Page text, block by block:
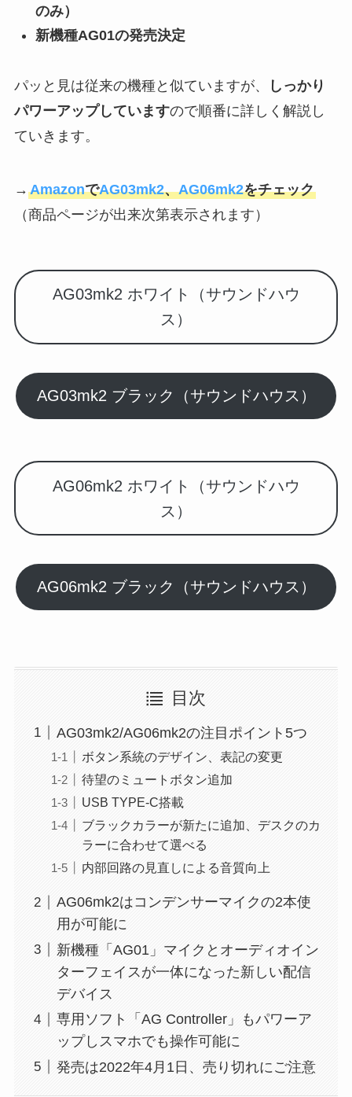
のみ）
新機種AG01の発売決定
パッと見は従来の機種と似ていますが、
しっかり
パワーアップしていますので順番に詳しく解説し
ていきます。
→ AmazonでAG03mk2、AG06mk2をチェック
（商品ページが出来次第表示されます）
AG03mk2 ホワイト（サウンドハウ
ス）
AG03mk2 ブラック（サウンドハウス）
AG06mk2 ホワイト（サウンドハウ
ス）
AG06mk2 ブラック（サウンドハウス）
目次
AG03mk2/AG06mk2の注目ポイント5つ
ボタン系統のデザイン、表記の変更
待望のミュートボタン追加
USB TYPE-C搭載
ブラックカラーが新たに追加、デスクのカ
ラーに合わせて選べる
内部回路の見直しによる音質向上
AG06mk2はコンデンサーマイクの2本使
用が可能に
新機種「AG01」マイクとオーディオイン
ターフェイスが一体になった新しい配信
デバイス
専用ソフト「AG Controller」もパワーア
ップしスマホでも操作可能に
発売は2022年4月1日、売り切れにご注意